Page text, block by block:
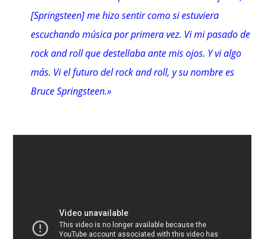
[Springsteen] me hizo sentir como si estuviera
escuchando música por primera vez. Vi mi pasado de
rock and roll que destellaba ante mis ojos. Y vi algo
más. Vi el futuro del rock and roll, y su nombre es
Bruce Springsteen.»